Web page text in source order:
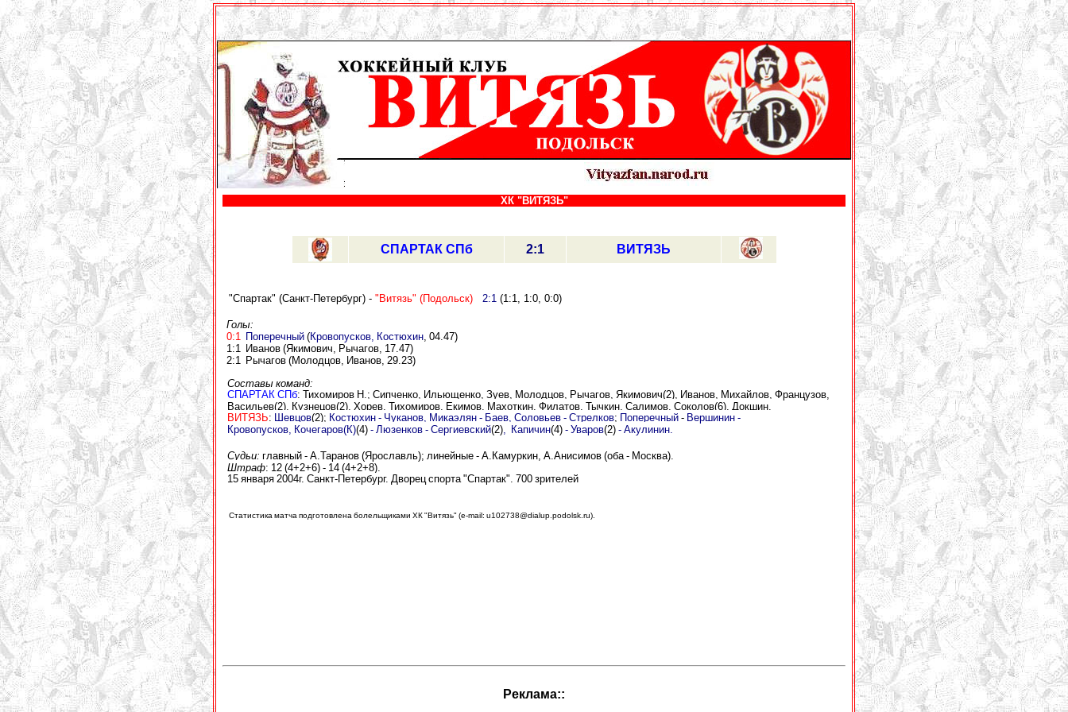
ХК "ВИТЯЗЬ"
СПАРТАК СПб 2:1 ВИТЯЗЬ
"Спартак" (Санкт-Петербург) - "Витязь" (Подольск) 2:1 (1:1, 1:0, 0:0)
Голы:
0:1 Поперечный (Кровопусков, Костюхин, 04.47)
1:1 Иванов (Якимович, Рычагов, 17.47)
2:1 Рычагов (Молодцов, Иванов, 29.23)
Составы команд:
СПАРТАК СПб: Тихомиров Н.; Сипченко, Ильющенко, Зуев, Молодцов, Рычагов, Якимович(2), Иванов, Михайлов, Французов,
Васильев(2), Кузнецов(2), Хорев, Тихомиров, Екимов, Махоткин, Филатов, Тычкин, Салимов, Соколов(6), Докшин.
ВИТЯЗЬ: Шевцов(2); Костюхин - Чуканов, Микаэлян - Баев, Соловьев - Стрелков; Поперечный - Вершинин -
Кровопусков, Кочегаров(К)(4) - Люзенков - Сергиевский(2), Капичин(4) - Уваров(2) - Акулинин.
Судьи: главный - А.Таранов (Ярославль); линейные - А.Камуркин, А.Анисимов (оба - Москва).
Штраф: 12 (4+2+6) - 14 (4+2+8).
15 января 2004г. Санкт-Петербург. Дворец спорта "Спартак". 700 зрителей
Статистика матча подготовлена болельщиками ХК "Витязь" (e-mail: u102738@dialup.podolsk.ru).
Реклама::